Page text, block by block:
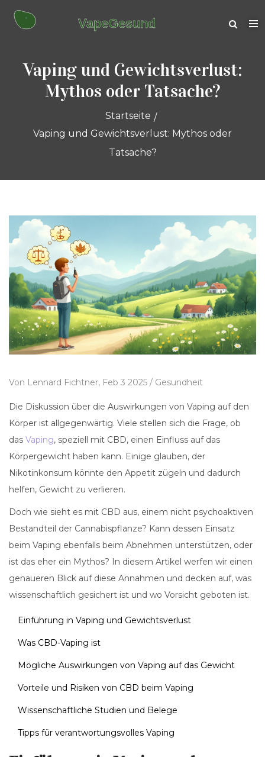
Vaping und Gewichtsverlust:
Mythos oder Tatsache?
Startseite
Vaping und Gewichtsverlust: Mythos oder
Tatsache?
Von Lennard Fichtner, Feb 3 2025 / Gesundheit
Die Diskussion über die Auswirkungen von Vaping auf den
Körper ist allgegenwärtig. Viele stellen sich die Frage, ob
das Vaping, speziell mit CBD, einen Einfluss auf das
Körpergewicht haben kann. Einige glauben, der
Nikotinkonsum könnte den Appetit zügeln und dadurch
helfen, Gewicht zu verlieren.
Doch wie sieht es mit CBD aus, einem nicht psychoaktiven
Bestandteil der Cannabispflanze? Kann dessen Einsatz
beim Vaping ebenfalls beim Abnehmen unterstützen, oder
ist das eher ein Mythos? In diesem Artikel werfen wir einen
genaueren Blick auf diese Annahmen und decken auf, was
wissenschaftlich gesichert ist und wo Vorsicht geboten ist.
Einführung in Vaping und Gewichtsverlust
Was CBD-Vaping ist
Mögliche Auswirkungen von Vaping auf das Gewicht
Vorteile und Risiken von CBD beim Vaping
Wissenschaftliche Studien und Belege
Tipps für verantwortungsvolles Vaping